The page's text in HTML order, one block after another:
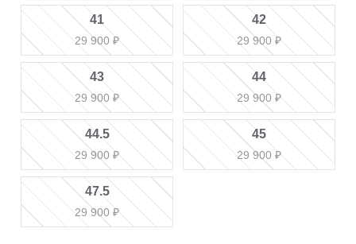
41
29 900 ₽
42
29 900 ₽
43
29 900 ₽
44
29 900 ₽
44.5
29 900 ₽
45
29 900 ₽
47.5
29 900 ₽